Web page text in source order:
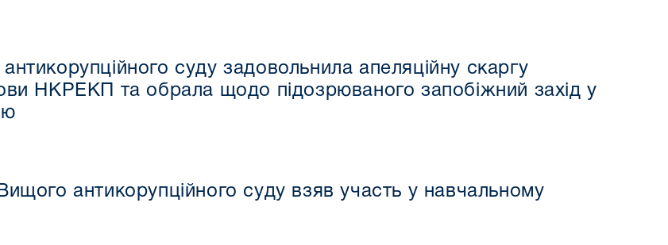
суду задовольнила апеляційну скаргу
НКРЕКП та обрала щодо підозрюваного запобіжний захід у
антикорупційного суду взяв участь у навчальному